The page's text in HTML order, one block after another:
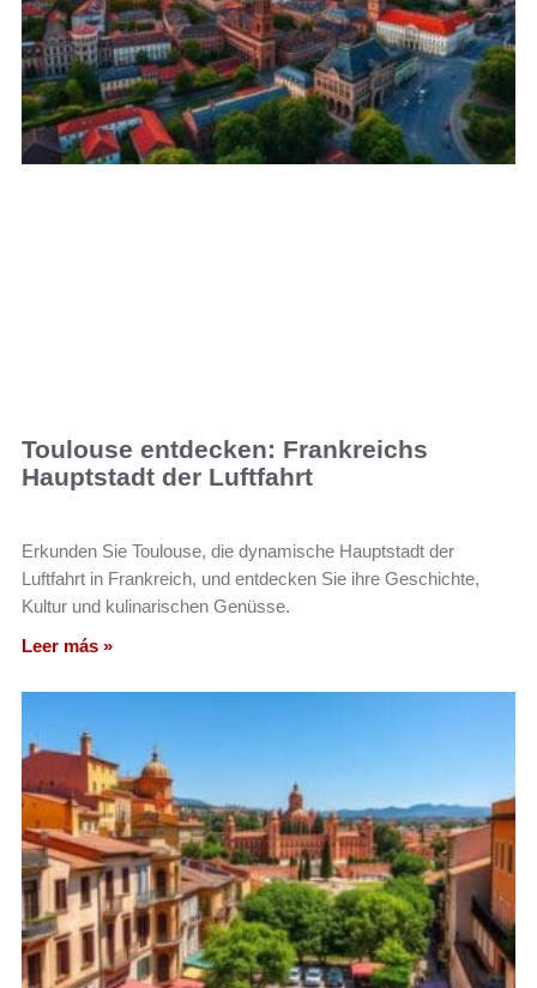
Toulouse entdecken: Frankreichs
Hauptstadt der Luftfahrt
Erkunden Sie Toulouse, die dynamische Hauptstadt der
Luftfahrt in Frankreich, und entdecken Sie ihre Geschichte,
Kultur und kulinarischen Genüsse.
Leer más »